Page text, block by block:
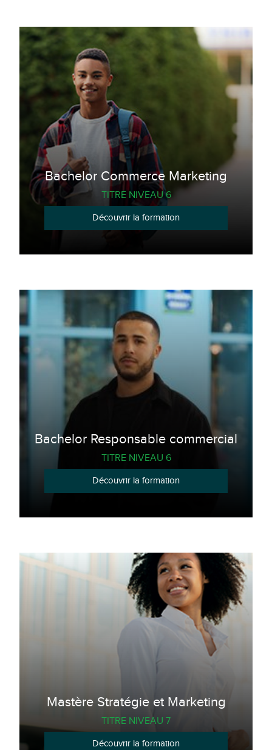
Bachelor Commerce Marketing
TITRE NIVEAU 6
Découvrir la formation
Bachelor Responsable commercial
TITRE NIVEAU 6
Découvrir la formation
Mastère Stratégie et Marketing
TITRE NIVEAU 7
Découvrir la formation